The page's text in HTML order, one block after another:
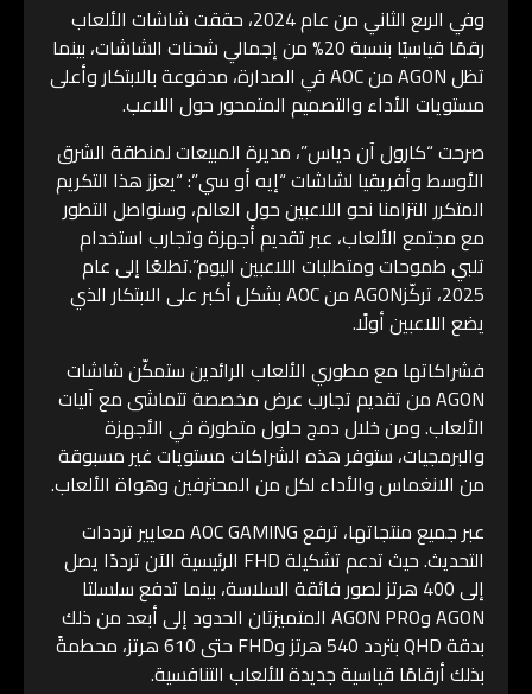
وفي الربع الثاني من عام 2024، حققت شاشات الألعاب
رقمًا قياسيًا بنسبة 20% من إجمالي شحنات الشاشات، بينما
تظل AGON من AOC في الصدارة، مدفوعة بالابتكار وأعلى
مستويات الأداء والتصميم المتمحور حول اللاعب.
صرحت “كارول آن دياس”، مديرة المبيعات لمنطقة الشرق
الأوسط وأفريقيا لشاشات “إيه أو سي”: “يعزز هذا التكريم
المتكرر التزامنا نحو اللاعبين حول العالم، وسنواصل التطور
مع مجتمع الألعاب، عبر تقديم أجهزة وتجارب استخدام
تلبي طموحات ومتطلبات اللاعبين اليوم”.تطلعًا إلى عام
2025، تركّزAGON من AOC بشكل أكبر على الابتكار الذي
يضع اللاعبين أولًا.
فشراكاتها مع مطوري الألعاب الرائدين ستمكّن شاشات
AGON من تقديم تجارب عرض مخصصة تتماشى مع آليات
الألعاب. ومن خلال دمج حلول متطورة في الأجهزة
والبرمجيات، ستوفر هذه الشراكات مستويات غير مسبوقة
من الانغماس والأداء لكل من المحترفين وهواة الألعاب.
عبر جميع منتجاتها، ترفع AOC GAMING معايير ترددات
التحديث. حيث تدعم تشكيلة FHD الرئيسية الآن ترددًا يصل
إلى 400 هرتز لصور فائقة السلاسة، بينما تدفع سلسلتا
AGON وAGON PRO المتميزتان الحدود إلى أبعد من ذلك
بدقة QHD بتردد 540 هرتز وFHD حتى 610 هرتز، محطمةً
بذلك أرقامًا قياسية جديدة للألعاب التنافسية.